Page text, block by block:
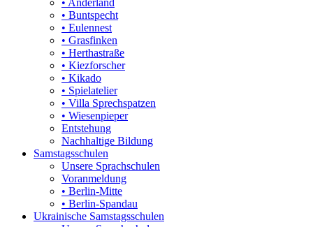
• Buntspecht
• Eulennest
• Grasfinken
• Herthastraße
• Kiezforscher
• Kikado
• Spielatelier
• Villa Sprechspatzen
• Wiesenpieper
Entstehung
Nachhaltige Bildung
Samstagsschulen
Unsere Sprachschulen
Voranmeldung
• Berlin-Mitte
• Berlin-Spandau
Ukrainische Samstagsschulen